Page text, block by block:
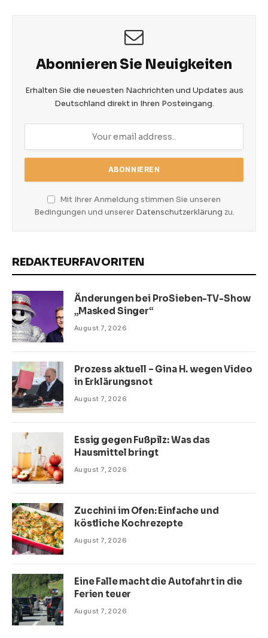
Abonnieren Sie Neuigkeiten
Erhalten Sie die neuesten Nachrichten und Updates aus
Deutschland direkt in Ihren Posteingang.
Mit Ihrer Anmeldung stimmen Sie unseren
Bedingungen und unserer Datenschutzerklärung zu.
REDAKTEURFAVORITEN
Änderungen bei ProSieben-TV-Show
„Masked Singer“
August 7, 2026
Prozess aktuell – Gina H. wegen Video
in Erklärungsnot
August 7, 2026
Essig gegen Fußpilz: Was das
Hausmittel bringt
August 7, 2026
Zucchini im Ofen: Einfache und
köstliche Kochrezepte
August 7, 2026
Eine Falle macht die Autofahrt in die
Ferien teuer
August 7, 2026